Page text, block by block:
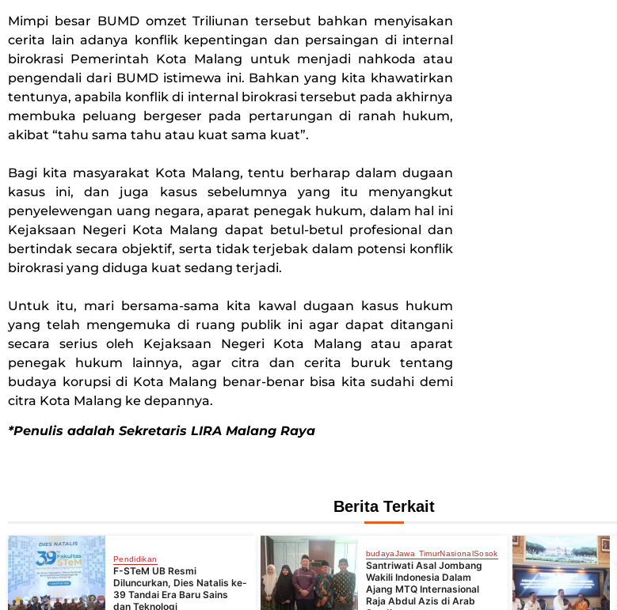
Mimpi besar BUMD omzet Triliunan tersebut bahkan menyisakan
cerita lain adanya konflik kepentingan dan persaingan di internal
birokrasi Pemerintah Kota Malang untuk menjadi nahkoda atau
pengendali dari BUMD istimewa ini. Bahkan yang kita khawatirkan
tentunya, apabila konflik di internal birokrasi tersebut pada akhirnya
membuka peluang bergeser pada pertarungan di ranah hukum,
akibat “tahu sama tahu atau kuat sama kuat”.
Bagi kita masyarakat Kota Malang, tentu berharap dalam dugaan
kasus ini, dan juga kasus sebelumnya yang itu menyangkut
penyelewengan uang negara, aparat penegak hukum, dalam hal ini
Kejaksaan Negeri Kota Malang dapat betul-betul profesional dan
bertindak secara objektif, serta tidak terjebak dalam potensi konflik
birokrasi yang diduga kuat sedang terjadi.
Untuk itu, mari bersama-sama kita kawal dugaan kasus hukum
yang telah mengemuka di ruang publik ini agar dapat ditangani
secara serius oleh Kejaksaan Negeri Kota Malang atau aparat
penegak hukum lainnya, agar citra dan cerita buruk tentang
budaya korupsi di Kota Malang benar-benar bisa kita sudahi demi
citra Kota Malang ke depannya.
*Penulis adalah Sekretaris LIRA Malang Raya
Berita Terkait
Pendidikan
F-STeM UB Resmi
Diluncurkan, Dies Natalis ke-
39 Tandai Era Baru Sains
dan Teknologi
budayaJawa TimurNasionalSosok
Santriwati Asal Jombang
Wakili Indonesia Dalam
Ajang MTQ Internasional
Raja Abdul Azis di Arab